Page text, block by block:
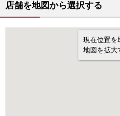
店舗を地図から選択する
現在位置を
地図を拡大